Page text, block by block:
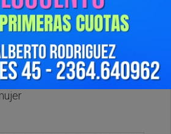
de 2025 . 21:04 Hs.
tránsito en Rojas, se cobra la